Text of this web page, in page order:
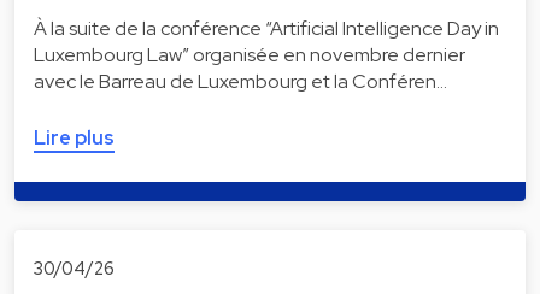
À la suite de la conférence “Artificial Intelligence Day in
Luxembourg Law” organisée en novembre dernier
avec le Barreau de Luxembourg et la Conféren…
Lire plus
30/04/26